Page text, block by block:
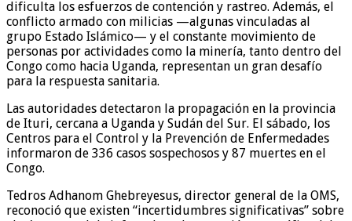
dificulta los esfuerzos de contención y rastreo. Además, el
conflicto armado con milicias —algunas vinculadas al
grupo Estado Islámico— y el constante movimiento de
personas por actividades como la minería, tanto dentro del
Congo como hacia Uganda, representan un gran desafío
para la respuesta sanitaria.
Las autoridades detectaron la propagación en la provincia
de Ituri, cercana a Uganda y Sudán del Sur. El sábado, los
Centros para el Control y la Prevención de Enfermedades
informaron de 336 casos sospechosos y 87 muertes en el
Congo.
Tedros Adhanom Ghebreyesus, director general de la OMS,
reconoció que existen “incertidumbres significativas” sobre